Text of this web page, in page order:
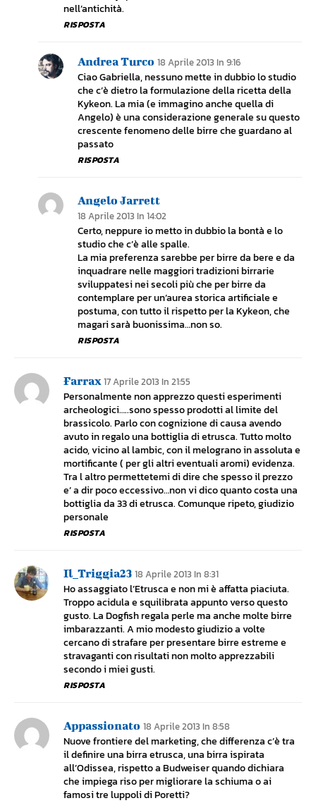
nell’antichità.
RISPOSTA
Andrea Turco 18 Aprile 2013 In 9:16
Ciao Gabriella, nessuno mette in dubbio lo studio
che c’è dietro la formulazione della ricetta della
Kykeon. La mia (e immagino anche quella di
Angelo) è una considerazione generale su questo
crescente fenomeno delle birre che guardano al
passato
RISPOSTA
Angelo Jarrett
18 Aprile 2013 In 14:02
Certo, neppure io metto in dubbio la bontà e lo
studio che c’è alle spalle.
La mia preferenza sarebbe per birre da bere e da
inquadrare nelle maggiori tradizioni birrarie
sviluppatesi nei secoli più che per birre da
contemplare per un’aurea storica artificiale e
postuma, con tutto il rispetto per la Kykeon, che
magari sarà buonissima…non so.
RISPOSTA
Farrax 17 Aprile 2013 In 21:55
Personalmente non apprezzo questi esperimenti
archeologici…..sono spesso prodotti al limite del
brassicolo. Parlo con cognizione di causa avendo
avuto in regalo una bottiglia di etrusca. Tutto molto
acido, vicino al lambic, con il melograno in assoluta e
mortificante ( per gli altri eventuali aromi) evidenza.
Tra l altro permettetemi di dire che spesso il prezzo
e’ a dir poco eccessivo…non vi dico quanto costa una
bottiglia da 33 di etrusca. Comunque ripeto, giudizio
personale
RISPOSTA
Il_Triggia23 18 Aprile 2013 In 8:31
Ho assaggiato l’Etrusca e non mi è affatta piaciuta.
Troppo acidula e squilibrata appunto verso questo
gusto. La Dogfish regala perle ma anche molte birre
imbarazzanti. A mio modesto giudizio a volte
cercano di strafare per presentare birre estreme e
stravaganti con risultati non molto apprezzabili
secondo i miei gusti.
RISPOSTA
Appassionato 18 Aprile 2013 In 8:58
Nuove frontiere del marketing, che differenza c’è tra
il definire una birra etrusca, una birra ispirata
all’Odissea, rispetto a Budweiser quando dichiara
che impiega riso per migliorare la schiuma o ai
famosi tre luppoli di Poretti?